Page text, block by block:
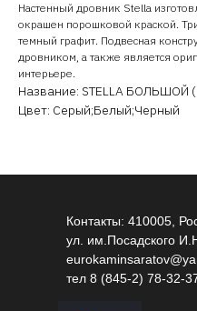
Настенный дровник Stella
окрашен порошковой краской.
темный графит. Подвесная
дровником, а также является
интерьере.
Название: STELLA БОЛЬШОЙ
Цвет: Серый;Белый;Черный
Контакты: 410005,
ул. им.Посадского
тел 8 (845-2) 78-32-